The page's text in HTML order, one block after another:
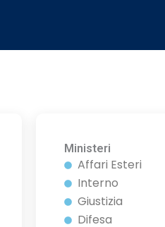
Ministeri
Affari Esteri
Interno
Giustizia
Difesa